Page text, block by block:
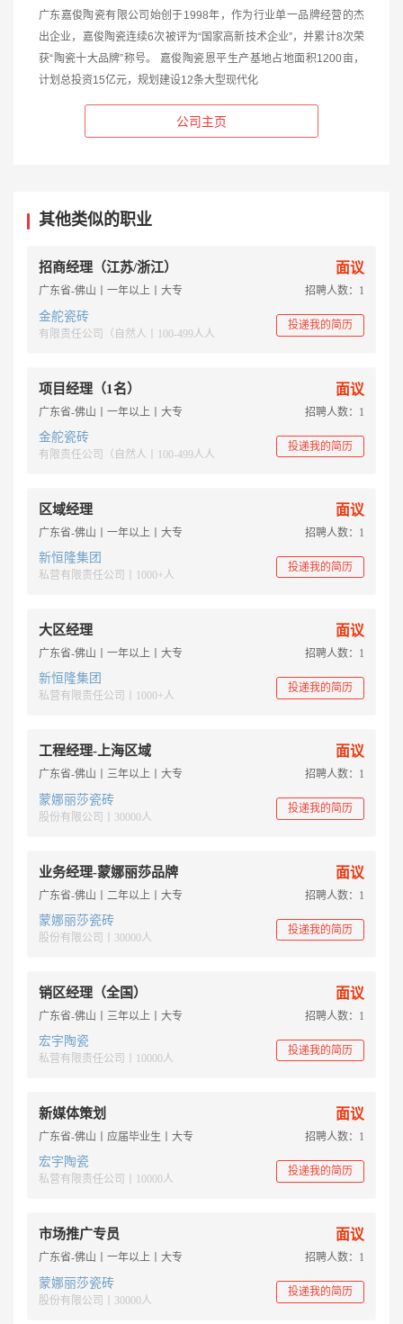
广东嘉俊陶瓷有限公司始创于1998年，作为行业单一品牌经营的杰
出企业，嘉俊陶瓷连续6次被评为“国家高新技术企业”，并累计8次荣
获“陶瓷十大品牌”称号。 嘉俊陶瓷恩平生产基地占地面积1200亩，
计划总投资15亿元，规划建设12条大型现代化
公司主页
其他类似的职业
招商经理（江苏/浙江） 面议
广东省-佛山丨一年以上丨大专 招聘人数：1
金舵瓷砖
有限责任公司（自然人丨100-499人人
投递我的简历
项目经理（1名） 面议
广东省-佛山丨一年以上丨大专 招聘人数：1
金舵瓷砖
有限责任公司（自然人丨100-499人人
投递我的简历
区域经理 面议
广东省-佛山丨一年以上丨大专 招聘人数：1
新恒隆集团
私营有限责任公司丨1000+人
投递我的简历
大区经理 面议
广东省-佛山丨一年以上丨大专 招聘人数：1
新恒隆集团
私营有限责任公司丨1000+人
投递我的简历
工程经理-上海区域 面议
广东省-佛山丨三年以上丨大专 招聘人数：1
蒙娜丽莎瓷砖
股份有限公司丨30000人
投递我的简历
业务经理-蒙娜丽莎品牌 面议
广东省-佛山丨二年以上丨大专 招聘人数：1
蒙娜丽莎瓷砖
股份有限公司丨30000人
投递我的简历
销区经理（全国） 面议
广东省-佛山丨三年以上丨大专 招聘人数：1
宏宇陶瓷
私营有限责任公司丨10000人
投递我的简历
新媒体策划 面议
广东省-佛山丨应届毕业生丨大专 招聘人数：1
宏宇陶瓷
私营有限责任公司丨10000人
投递我的简历
市场推广专员 面议
广东省-佛山丨一年以上丨大专 招聘人数：1
蒙娜丽莎瓷砖
股份有限公司丨30000人
投递我的简历